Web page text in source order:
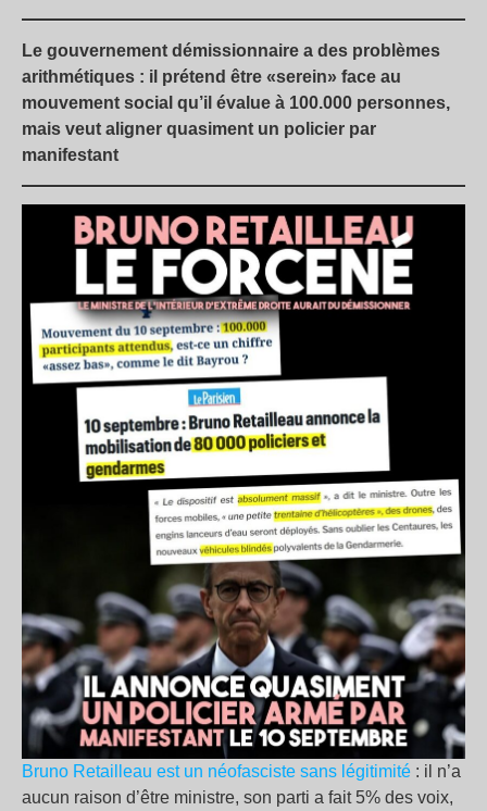
Le gouvernement démissionnaire a des problèmes
arithmétiques : il prétend être «serein» face au
mouvement social qu’il évalue à 100.000 personnes,
mais veut aligner quasiment un policier par
manifestant
Bruno Retailleau est un néofasciste sans légitimité : il n’a
aucun raison d’être ministre, son parti a fait 5% des voix,